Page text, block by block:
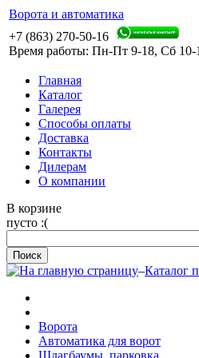
Ворота и автоматика
+7 (863) 270-50-16
Время работы: Пн-Пт 9-18, Сб 10-
Главная
Каталог
Галерея
Способы оплаты
Доставка
Контакты
Дилерам
О компании
В корзине
пусто :(
–Каталог
Ворота
Автоматика для ворот
Шлагбаумы, парковка